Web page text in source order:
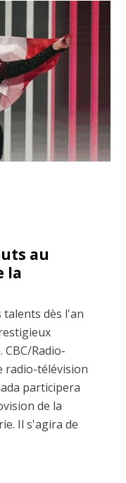
au
la
talents dès l'an
Radio-
radio-télévision
participera
de la
Il s'agira de